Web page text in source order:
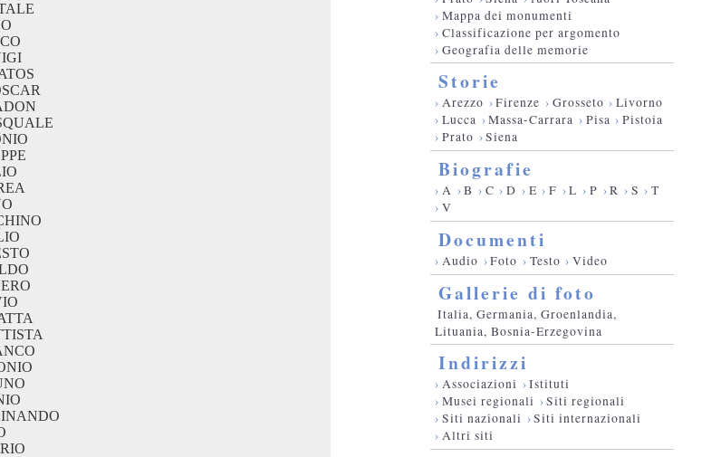
› Mappa dei monumenti
› Classificazione per argomento
› Geografia delle memorie
Storie
› Arezzo ›Firenze › Grosseto › Livorno
› Lucca ›Massa-Carrara › Pisa › Pistoia
› Prato ›Siena
Biografie
› A ›B › C › D › E › F ›L › P ›R › S › T
› V
Documenti
› Audio ›Foto › Testo › Video
Gallerie di foto
Italia, Germania, Groenlandia,
Lituania, Bosnia-Erzegovina
Indirizzi
› Associazioni ›Istituti
› Musei regionali ›Siti regionali
› Siti nazionali ›Siti internazionali
› Altri siti